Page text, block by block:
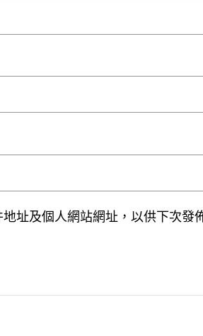
址及個人網站網址，以供下次發